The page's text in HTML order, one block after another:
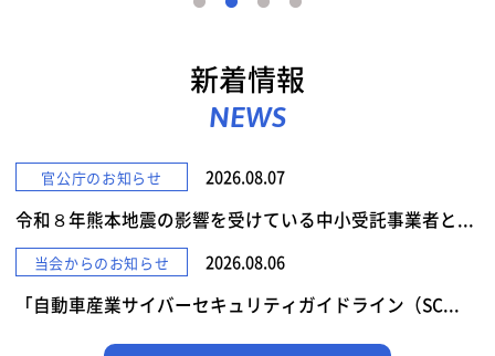
新着情報
NEWS
官公庁のお知らせ 2026.08.07
令和８年熊本地震の影響を受けている中小受託事業者と...
当会からのお知らせ 2026.08.06
「自動車産業サイバーセキュリティガイドライン（SC...